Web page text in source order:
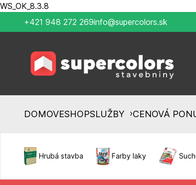
WS_OK_8.3.8
+421 948 272 269info@supercolors.sk
DOMOVESHOPSLUŽBY ›CENOVÁ
Hrubá stavba Farby laky